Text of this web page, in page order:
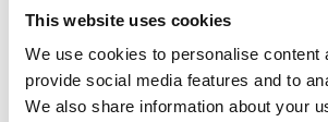
This website uses cookies
We use cookies to personalise content
provide social media features and to
We also share information about your